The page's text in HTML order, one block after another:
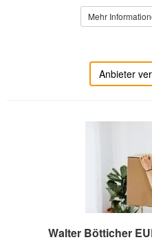
Mehr
Anbieter
Walter Bötticher